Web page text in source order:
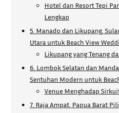
Hotel dan Resort Tepi
Lengkap
5. Manado dan Likupang,
Utara untuk Beach View
Likupang yang Tenang
6. Lombok Selatan dan
Sentuhan Modern untuk
Venue Menghadap
7. Raja Ampat, Papua Barat